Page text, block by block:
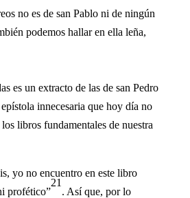
no es de san Pablo ni de ningún
podemos hallar en ella leña,
es un extracto de las de san Pedro
innecesaria que hoy día no
libros fundamentales de nuestra
yo no encuentro en este libro
profético”
21
. Así que, por lo